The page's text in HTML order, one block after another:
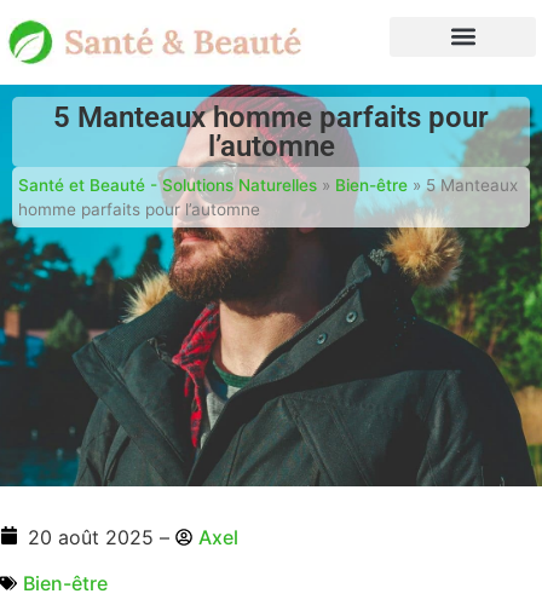
5 Manteaux homme parfaits pour
l’automne
Santé et Beauté - Solutions Naturelles » Bien-être » 5 Manteaux
homme parfaits pour l’automne
20 août 2025 –
Axel
Bien-être